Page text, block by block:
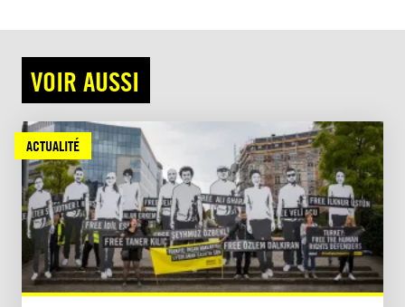
VOIR AUSSI
ACTUALITÉ